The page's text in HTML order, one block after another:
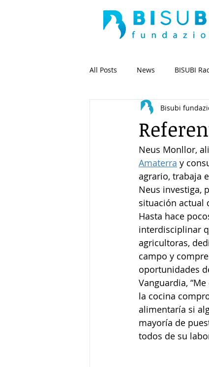
All Posts News BISUBI
Bisubi
Neus Monllor,
Amaterra y
agrario, trabaja
Neus investiga,
situación actual
Hasta hace
interdisciplinar
agricultoras,
campo y
oportunidades
Vanguardia,
la cocina
alimentaría si
mayoría de
todos de su